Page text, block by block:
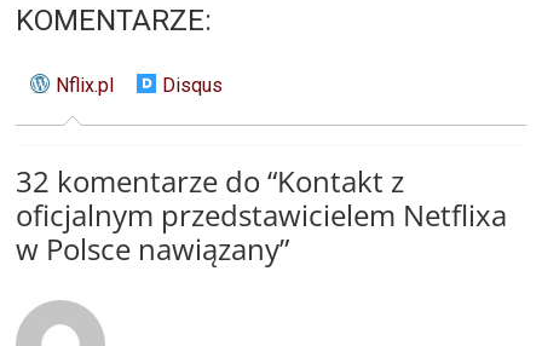
KOMENTARZE:
Nflix.pl Disqus
32 komentarze do “Kontakt z
oficjalnym przedstawicielem Netflixa
w Polsce nawiązany”